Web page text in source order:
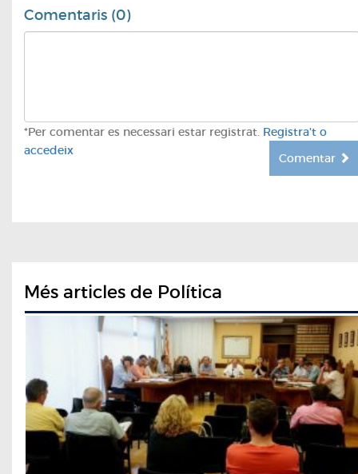
Comentaris (0)
*Per comentar es necessari estar registrat. Registra't o
accedeix
Comentar
Més articles de Política